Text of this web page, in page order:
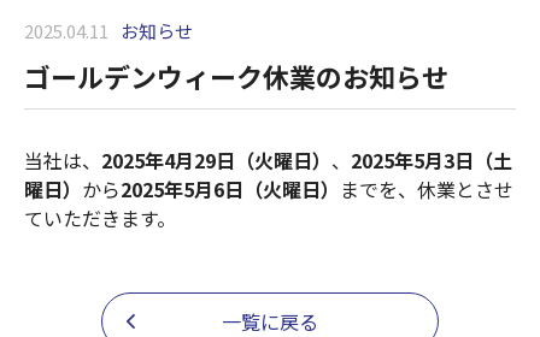
2025.04.11 お知らせ
ゴールデンウィーク休業のお知らせ
当社は、 2025年4月29日（火曜日） 、 2025年5月3日（土
曜日） から2025年5月6日（火曜日） までを、休業とさせ
ていただきます。
一覧に戻る